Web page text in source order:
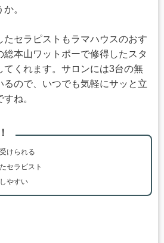
。
たセラピストもラマハウスのおす
本山ワットポーで修得したスタ
てくれます。サロンには3台の無
るので、いつでも気軽にサッと立
ね。
けられる
セラピスト
やすい